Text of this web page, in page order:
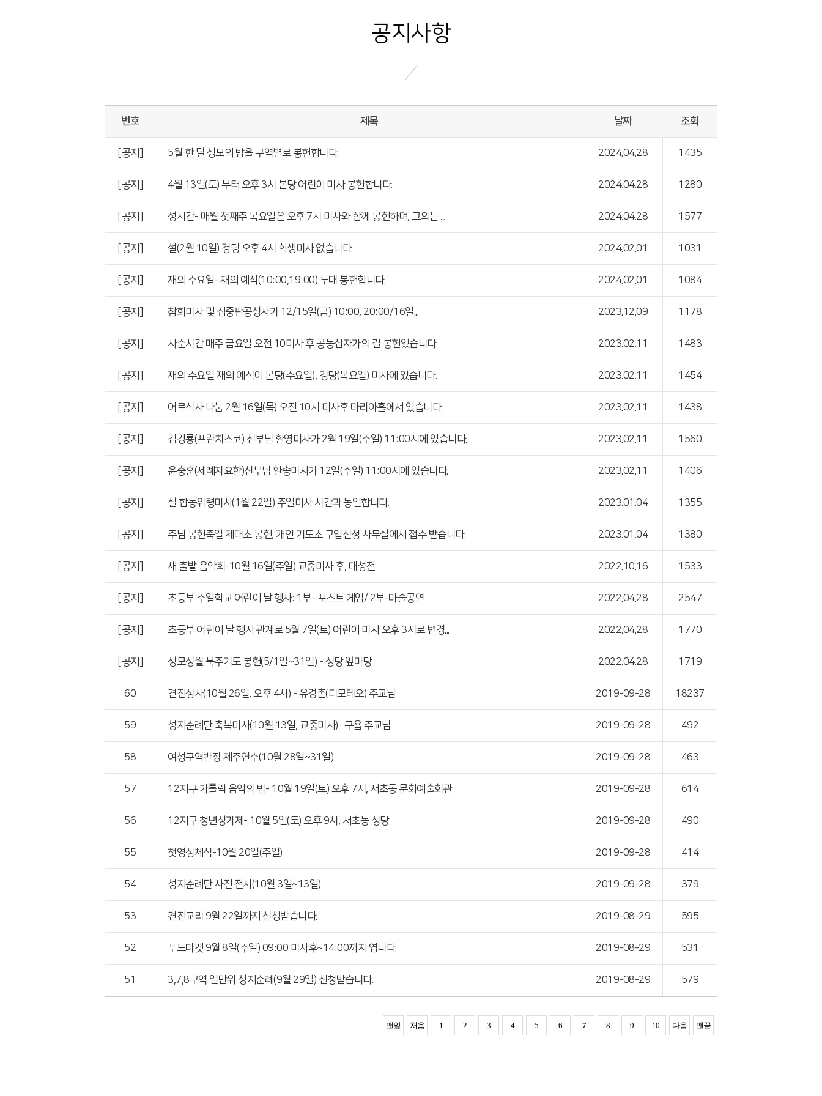
공지사항
번호 제목 날짜 조회
[공지] 5월 한 달 성모의 밤을 구역별로 봉헌합니다. 2024.04.28 1435
[공지] 4월 13일(토) 부터 오후 3시 본당 어린이 미사 봉헌합니다. 2024.04.28 1280
[공지] 성시간- 매월 첫째주 목요일은 오후 7시 미사와 함께 봉헌하며, 그외는 ... 2024.04.28 1577
[공지] 설(2월 10일) 경당 오후 4시 학생미사 없습니다. 2024.02.01 1031
[공지] 재의 수요일- 재의 예식(10:00,19:00) 두대 봉헌합니다. 2024.02.01 1084
[공지] 참회미사 및 집중판공성사가 12/15일(금) 10:00, 20:00/16일... 2023.12.09 1178
[공지] 사순시간 매주 금요일 오전 10미사 후 공동십자가의 길 봉헌있습니다. 2023.02.11 1483
[공지] 재의 수요일 재의 예식이 본당(수요일), 경당(목요일) 미사에 있습니다. 2023.02.11 1454
[공지] 어르식사 나눔 2월 16일(목) 오전 10시 미사후 마리아홀에서 있습니다. 2023.02.11 1438
[공지] 김강룡(프란치스코) 신부님 환영미사가 2월 19일(주일) 11:00시에 있습니다. 2023.02.11 1560
[공지] 윤충훈(세례자요한)신부님 환송미사가 12일(주일) 11:00시에 있습니다. 2023.02.11 1406
[공지] 설 합동위령미사(1월 22일) 주일미사 시간과 동일합니다. 2023.01.04 1355
[공지] 주님 봉헌축일 제대초 봉헌, 개인 기도초 구입신청 사무실에서 접수 받습니다. 2023.01.04 1380
[공지] 새 출발 음악회-10월 16일(주일) 교중미사 후, 대성전 2022.10.16 1533
[공지] 초등부 주일학교 어린이 날 행사: 1부- 포스트 게임/ 2부-마술공연 2022.04.28 2547
[공지] 초등부 어린이 날 행사 관계로 5월 7일(토) 어린이 미사 오후 3시로 변경... 2022.04.28 1770
[공지] 성모성월 묵주기도 봉헌(5/1일~31일) - 성당 앞마당 2022.04.28 1719
60 견진성사(10월 26일, 오후 4시) - 유경촌(디모테오) 주교님 2019-09-28 18237
59 성지순례단 축복미사(10월 13일, 교중미사)- 구욥 주교님 2019-09-28 492
58 여성구역반장 제주연수(10월 28일~31일) 2019-09-28 463
57 12지구 가톨릭 음악의 밤- 10월 19일(토) 오후 7시, 서초동 문화예술회관 2019-09-28 614
56 12지구 청년성가제- 10월 5일(토) 오후 9시, 서초동 성당 2019-09-28 490
55 첫영성체식-10월 20일(주일) 2019-09-28 414
54 성지순례단 사진 전시(10월 3일~13일) 2019-09-28 379
53 견진교리 9월 22일까지 신청받습니다. 2019-08-29 595
52 푸드마켓 9월 8일(주일) 09:00 미사후~14:00까지 엽니다. 2019-08-29 531
51 3,7,8구역 일만위 성지순례(9월 29일) 신청받습니다. 2019-08-29 579
맨앞 처음 1 2 3 4 5 6 7 8 9 10 다음 맨끝